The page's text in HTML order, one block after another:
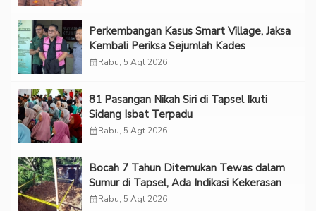
Perkembangan Kasus Smart Village, Jaksa
Kembali Periksa Sejumlah Kades
calendar_monthRabu, 5 Agt 2026
81 Pasangan Nikah Siri di Tapsel Ikuti
Sidang Isbat Terpadu
calendar_monthRabu, 5 Agt 2026
Bocah 7 Tahun Ditemukan Tewas dalam
Sumur di Tapsel, Ada Indikasi Kekerasan
calendar_monthRabu, 5 Agt 2026